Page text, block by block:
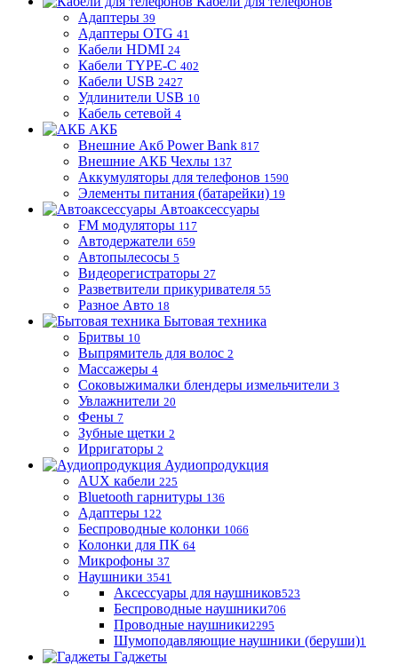
Адаптеры 39
Адаптеры OTG 41
Кабели HDMI 24
Кабели TYPE-C 402
Кабели USB 2427
Удлинители USB 10
Кабель сетевой 4
АКБ
Внешние Акб Power Bank 817
Внешние АКБ Чехлы 137
Аккумуляторы для телефонов 1590
Элементы питания (батарейки) 19
Автоаксессуары
FM модуляторы 117
Автодержатели 659
Автопылесосы 5
Видеорегистраторы 27
Разветвители прикуривателя 55
Разное Авто 18
Бытовая техника
Бритвы 10
Выпрямитель для волос 2
Массажеры 4
Соковыжималки блендеры измельчители 3
Увлажнители 20
Фены 7
Зубные щетки 2
Ирригаторы 2
Аудиопродукция
AUX кабели 225
Bluetooth гарнитуры 136
Адаптеры 122
Беспроводные колонки 1066
Колонки для ПК 64
Микрофоны 37
Наушники 3541
Аксессуары для наушников523
Беспроводные наушники706
Проводные наушники2295
Шумоподавляющие наушники (беруши)1
Гаджеты